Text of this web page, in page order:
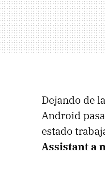
Dejando de
Android
estado
Assistant a